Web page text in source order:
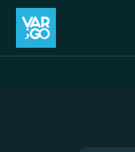
Inicio